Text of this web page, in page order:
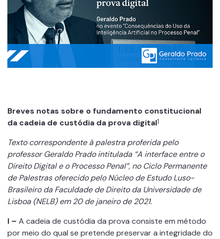
Breves notas sobre o fundamento constitucional
da cadeia de custódia da prova digital1
Texto correspondente à palestra proferida pelo
professor Geraldo Prado intitulada “A interface entre o
Direito Digital e o Processo Penal”, no Ciclo Permanente
de Palestras oferecido pelo Núcleo de Estudo Luso-
Brasileiro da Faculdade de Direito da Universidade de
Lisboa (NELB) em 20 de janeiro de 2021.
I – A cadeia de custódia da prova consiste em método
por meio do qual se pretende preservar a integridade do